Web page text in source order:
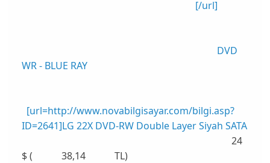
[/url]
DVD
WR - BLUE RAY
[url=http://www.novabilgisayar.com/bilgi.asp?
ID=2641]LG 22X DVD-RW Double Layer Siyah SATA
24
$ ( 38,14 TL)